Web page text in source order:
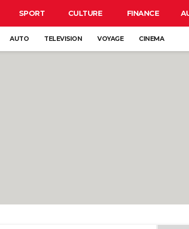
SPORT CULTURE FINANCE
AUTO TELEVISION VOYAGE CINEMA